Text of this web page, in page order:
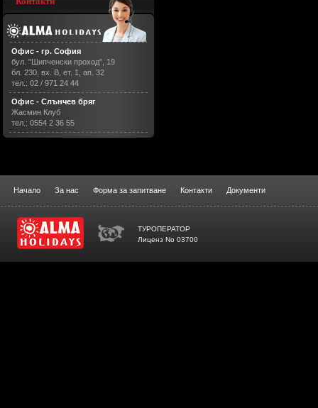
Офис - гр. София
бул. "Шипченски проход", 19
бл. 230, вх. В, ет. 1, ап. 32
тел.: 02 / 971 24 44
Офис - Слънчев бряг
Жасмин Клуб
тел.: 0554 2 36 55
Начало За нас Форма за запитване Контакти Документи
ТУРОПЕРАТОР
Лиценз No 03700